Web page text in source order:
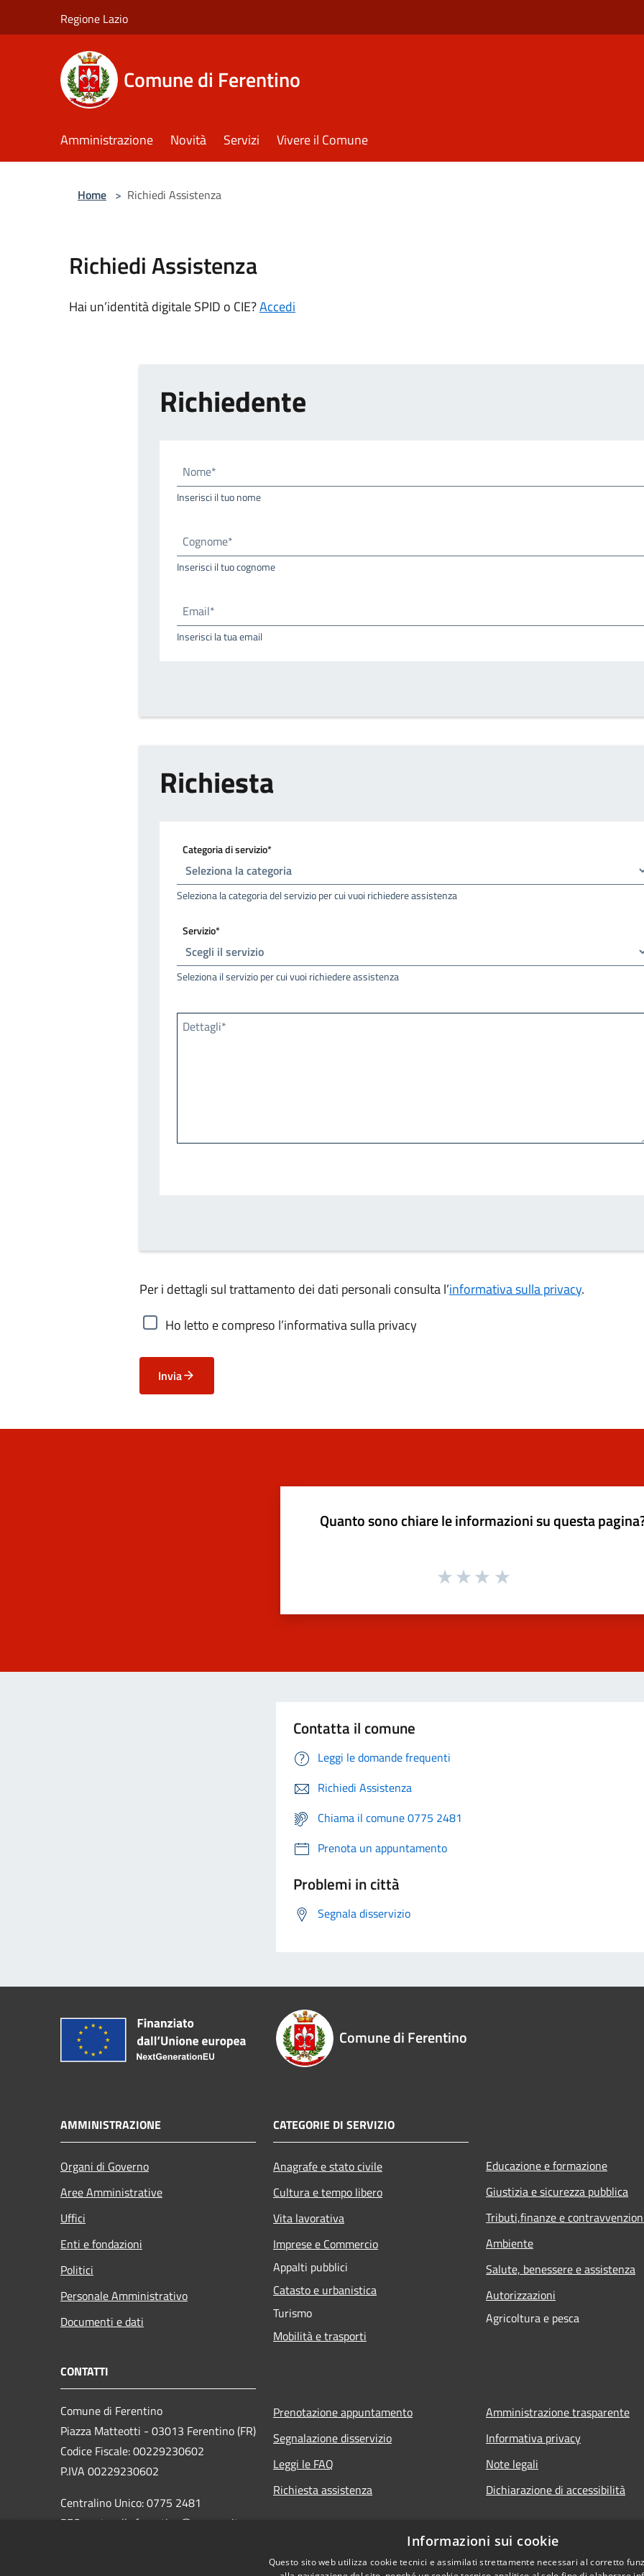
Regione Lazio
Comune di Ferentino
Amministrazione Novità Servizi Vivere il Comune
Home > Richiedi Assistenza
Richiedi Assistenza
Hai un’identità digitale SPID o CIE?Accedi
Richiedente
Nome*
Inserisci il tuo nome
Cognome*
Inserisci il tuo cognome
Email*
Inserisci la tua email
Richiesta
Categoria di servizio*
Seleziona la categoria del servizio per cui vuoi richiedere assistenza
Servizio*
Seleziona il servizio per cui vuoi richiedere assistenza
Dettagli*
Per i dettagli sul trattamento dei dati personali consulta l’informativa sulla privacy.
Ho letto e compreso l’informativa sulla privacy
Invia
Quanto sono chiare le informazioni su questa
Contatta il comune
Leggi le domande frequenti
Richiedi Assistenza
Chiama il comune 0775 2481
Prenota un appuntamento
Problemi in città
Segnala disservizio
Comune di Ferentino
AMMINISTRAZIONE
Organi di Governo
Aree Amministrative
Uffici
Enti e fondazioni
Politici
Personale Amministrativo
Documenti e dati
CATEGORIE DI SERVIZIO
Anagrafe e stato civile
Cultura e tempo libero
Vita lavorativa
Imprese e Commercio
Appalti pubblici
Catasto e urbanistica
Turismo
Mobilità e trasporti
Educazione e formazione
Giustizia e sicurezza pubblica
Tributi,finanze e
Ambiente
Salute, benessere e assistenza
Autorizzazioni
Agricoltura e pesca
CONTATTI
Comune di Ferentino
Piazza Matteotti - 03013 Ferentino (FR)
Codice Fiscale: 00229230602
P.IVA 00229230602
Centralino Unico: 0775 2481
PEC: protocollo.ferentino@pec-cap.it
Prenotazione appuntamento
Segnalazione disservizio
Leggi le FAQ
Richiesta assistenza
Amministrazione trasparente
Informativa privacy
Note legali
Dichiarazione di accessibilità
Informazioni sui cookie
Questo sito web utilizza cookie tecnici e assimilati strettamente necessari al corretto